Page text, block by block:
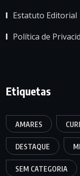
Estatuto Editorial
Política de
Etiquetas
AMARES
DESTAQUE
SEM CATEGORIA